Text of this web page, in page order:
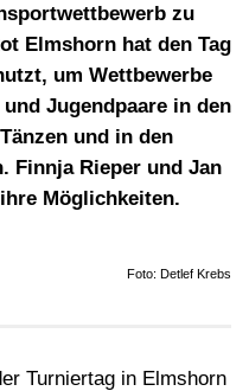
zu
Elmshorn hat den Tag
um Wettbewerbe
Jugendpaare in den
und in den
Finnja Rieper und Jan
Möglichkeiten.
Foto: Detlef Krebs
Turniertag in Elmshorn